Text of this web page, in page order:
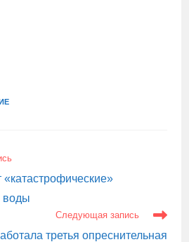
воды
Следующая запись
третья опреснительная